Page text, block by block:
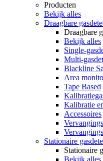
Producten
Bekijk alles
Draagbare
Draagbare
Bekijk alles
Single-
Multi-
Blackline
Area
Tape Based
Kalibratie
Accessoires
Stationaire
Stationaire
Bekijk alles